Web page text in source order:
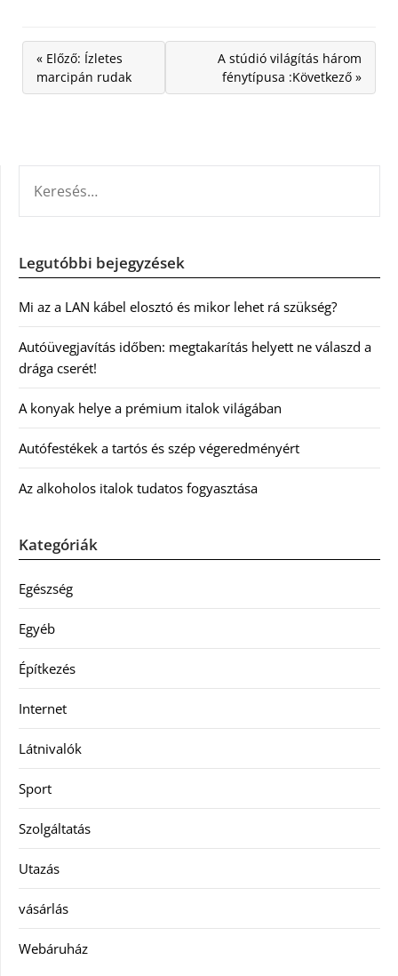
« Előző: Ízletes
marcipán rudak
A stúdió világítás három
fénytípusa :Következő »
Legutóbbi bejegyzések
Mi az a LAN kábel elosztó és mikor lehet rá szükség?
Autóüvegjavítás időben: megtakarítás helyett ne válaszd a
drága cserét!
A konyak helye a prémium italok világában
Autófestékek a tartós és szép végeredményért
Az alkoholos italok tudatos fogyasztása
Kategóriák
Egészség
Egyéb
Építkezés
Internet
Látnivalók
Sport
Szolgáltatás
Utazás
vásárlás
Webáruház